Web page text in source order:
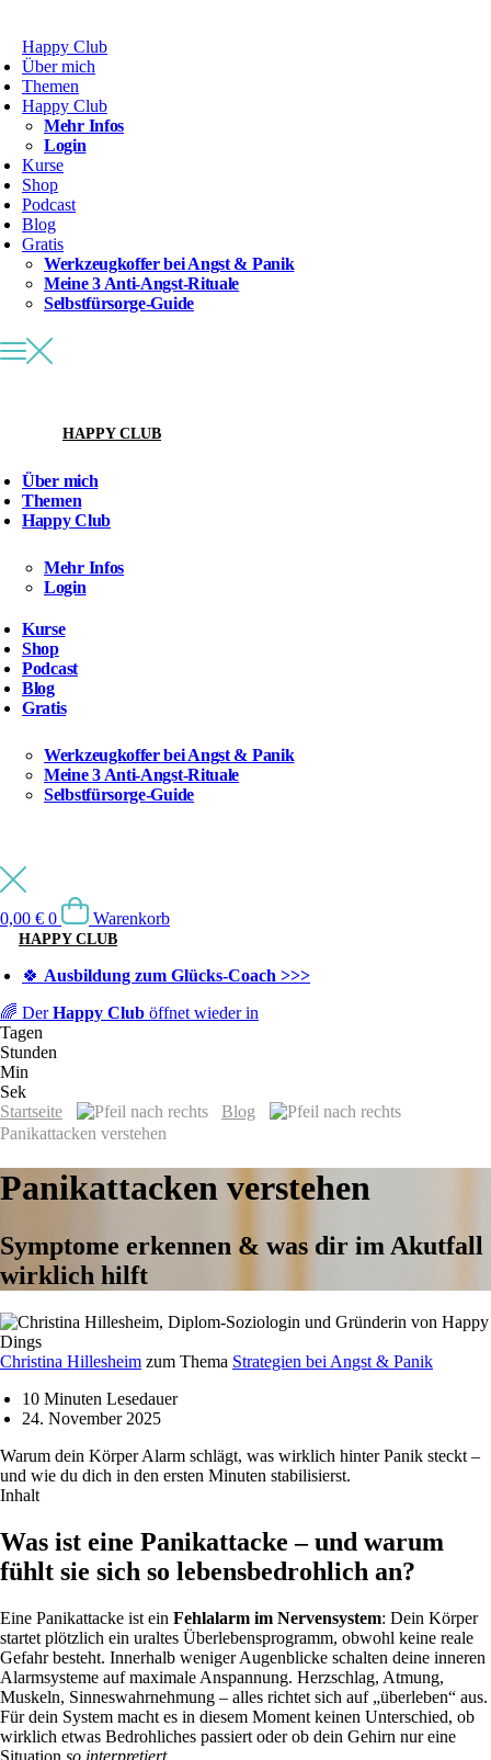
Happy Club
Über mich
Themen
Happy Club
Mehr Infos
Login
Kurse
Shop
Podcast
Blog
Gratis
Werkzeugkoffer bei Angst & Panik
Meine 3 Anti-Angst-Rituale
Selbstfürsorge-Guide
HAPPY CLUB
Über mich
Themen
Happy Club
Mehr Infos
Login
Kurse
Shop
Podcast
Blog
Gratis
Werkzeugkoffer bei Angst & Panik
Meine 3 Anti-Angst-Rituale
Selbstfürsorge-Guide
0,00 € 0 Warenkorb
HAPPY CLUB
🍀 Ausbildung zum Glücks-Coach >>>
🌈 DerHappy Club öffnet wieder in
Tagen
Stunden
Min
Sek
Startseite
Blog
Panikattacken verstehen
Panikattacken verstehen
Symptome erkennen & was dir im Akutfall
wirklich hilft
Christina Hillesheim zum Thema Strategien bei Angst & Panik
10 Minuten Lesedauer
24. November 2025
Warum dein Körper Alarm schlägt, was wirklich hinter Panik steckt –
und wie du dich in den ersten Minuten stabilisierst.
Inhalt
Was ist eine Panikattacke – und warum
fühlt sie sich so lebensbedrohlich an?
Eine Panikattacke ist ein Fehlalarm im Nervensystem: Dein Körper
startet plötzlich ein uraltes Überlebensprogramm, obwohl keine reale
Gefahr besteht. Innerhalb weniger Augenblicke schalten deine inneren
Alarmsysteme auf maximale Anspannung. Herzschlag, Atmung,
Muskeln, Sinneswahrnehmung – alles richtet sich auf „überleben“ aus.
Für dein System macht es in diesem Moment keinen Unterschied, ob
wirklich etwas Bedrohliches passiert oder ob dein Gehirn nur eine
Situation so interpretiert.